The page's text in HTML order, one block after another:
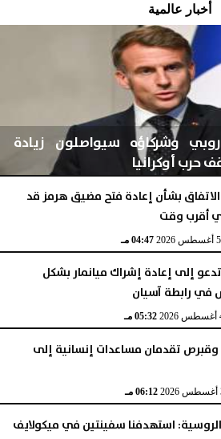
أخبار عالمية
وشركاؤه سيواصلون زيادة
حرب أوكرانيا
بشأن إعادة فتح مضيق هرمز قد
أقرب وقت
04:47 مـ
تدعو إلى إعادة إشراك ميانمار بشكل
رابطة آسيان
05:32 مـ
وقبرص تقدمان مساعدات إنسانية إلى
06:12 مـ
الروسية: استهدفنا سفينتين في ميكولايف